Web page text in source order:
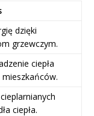
dzięki
grzewczym.
ciepła
ciepła.